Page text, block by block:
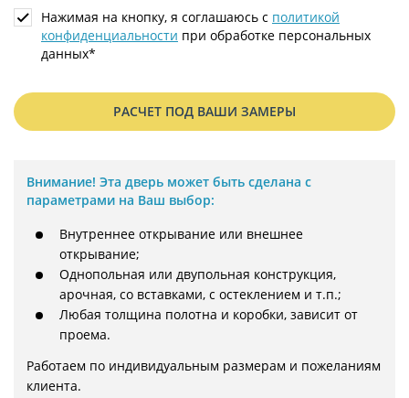
Нажимая на кнопку, я соглашаюсь с политикой
конфиденциальности при обработке персональных
данных*
РАСЧЕТ ПОД ВАШИ ЗАМЕРЫ
Внимание! Эта дверь может быть сделана с
параметрами на Ваш выбор:
Внутреннее открывание или внешнее
открывание;
Однопольная или двупольная конструкция,
арочная, со вставками, с остеклением и т.п.;
Любая толщина полотна и коробки, зависит от
проема.
Работаем по индивидуальным размерам и пожеланиям
клиента.